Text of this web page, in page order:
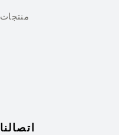
منتجات
اتصالنا